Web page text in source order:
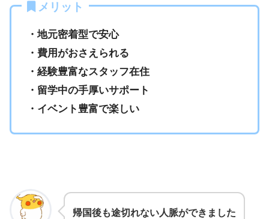
メリット
・地元密着型で安心
・費用がおさえられる
・経験豊富なスタッフ在住
・留学中の手厚いサポート
・イベント豊富で楽しい
帰国後も途切れない人脈ができました